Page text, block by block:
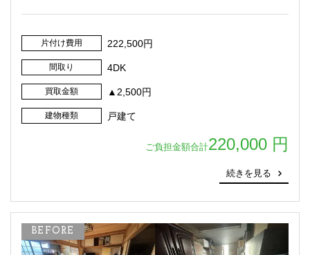
片付け費用 222,500円
間取り 4DK
買取金額 ▲2,500円
建物種類 戸建て
ご負担金額合計220,000 円
続きを見る
BEFORE